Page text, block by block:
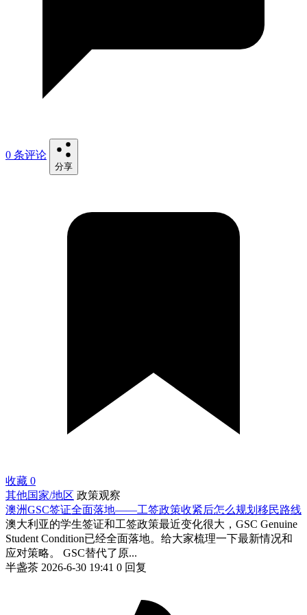
0 条评论
分享
收藏 0
其他国家/地区 政策观察
澳洲GSC签证全面落地——工签政策收紧后怎么规划移民路线
澳大利亚的学生签证和工签政策最近变化很大，GSC Genuine
Student Condition已经全面落地。给大家梳理一下最新情况和
应对策略。 GSC替代了原...
半盏茶 2026-6-30 19:41 0 回复